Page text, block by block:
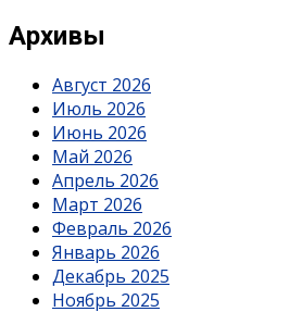
Архивы
Август 2026
Июль 2026
Июнь 2026
Май 2026
Апрель 2026
Март 2026
Февраль 2026
Январь 2026
Декабрь 2025
Ноябрь 2025